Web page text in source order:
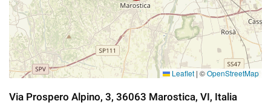
Leaflet | ©OpenStreetMap
Via Prospero Alpino, 3, 36063 Marostica, VI, Italia